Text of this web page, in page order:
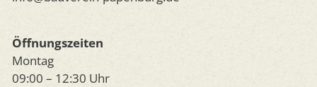
Öffnungszeiten
Montag
09:00 – 12:30 Uhr